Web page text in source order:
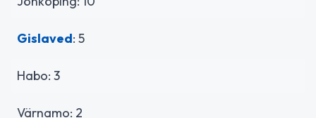
Gislaved: 5
Habo: 3
Värnamo: 2